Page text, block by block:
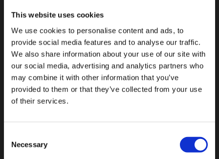
This website uses cookies
We use cookies to personalise content and ads, to
provide social media features and to analyse our traffic.
We also share information about your use of our site with
our social media, advertising and analytics partners who
may combine it with other information that you’ve
provided to them or that they’ve collected from your use
of their services.
Selection
Necessary
Botnische Golf 9a, 3446CN Woerden
info@vianenonline.nl
+31 (0)34 8407 089